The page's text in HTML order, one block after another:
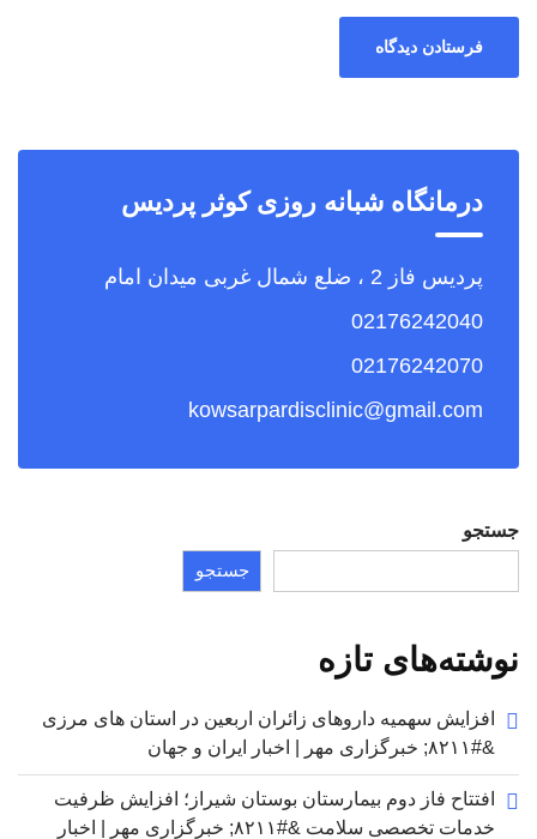
درمانگاه شبانه روزی کوثر پردیس
پردیس فاز 2 ، ضلع شمال غربی میدان امام
02176242040
02176242070
kowsarpardisclinic@gmail.com
جستجو
جستجو
نوشته‌های تازه
افزایش سهمیه داروهای زائران اربعین در استان های مرزی
&#۸۲۱۱; خبرگزاری مهر | اخبار ایران و جهان
افتتاح فاز دوم بیمارستان بوستان شیراز؛ افزایش ظرفیت
خدمات تخصصی سلامت &#۸۲۱۱; خبرگزاری مهر | اخبار